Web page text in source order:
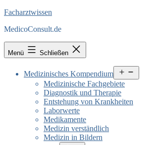
Facharztwissen
MedicoConsult.de
Menü Schließen
Medizinisches Kompendium
öffnen
Medizinische Fachgebiete
Diagnostik und Therapie
Entstehung von Krankheiten
Laborwerte
Medikamente
Medizin verständlich
Medizin in Bildern